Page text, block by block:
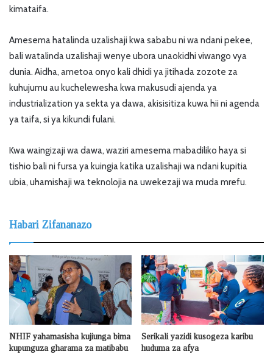
kimataifa.
Amesema hatalinda uzalishaji kwa sababu ni wa ndani pekee,
bali watalinda uzalishaji wenye ubora unaokidhi viwango vya
dunia. Aidha, ametoa onyo kali dhidi ya jitihada zozote za
kuhujumu au kuchelewesha kwa makusudi ajenda ya
industrialization ya sekta ya dawa, akisisitiza kuwa hii ni agenda
ya taifa, si ya kikundi fulani.
Kwa waingizaji wa dawa, waziri amesema mabadiliko haya si
tishio bali ni fursa ya kuingia katika uzalishaji wa ndani kupitia
ubia, uhamishaji wa teknolojia na uwekezaji wa muda mrefu.
Habari Zifananazo
NHIF yahamasisha kujiunga bima
kupunguza gharama za matibabu
Serikali yazidi kusogeza karibu
huduma za afya